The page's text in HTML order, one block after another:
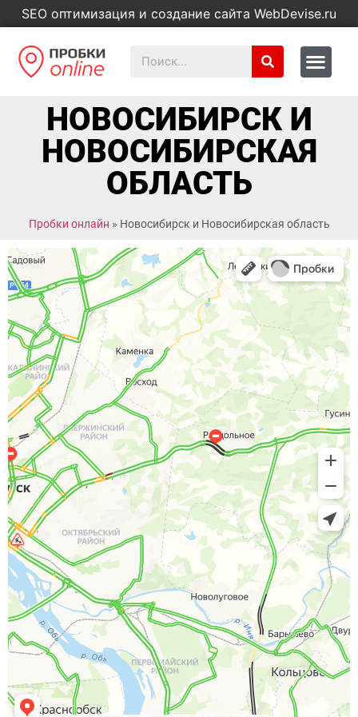
SEO оптимизация и создание сайта WebDevise.ru
НОВОСИБИРСК И
НОВОСИБИРСКАЯ
ОБЛАСТЬ
Пробки онлайн » Новосибирск и Новосибирская область